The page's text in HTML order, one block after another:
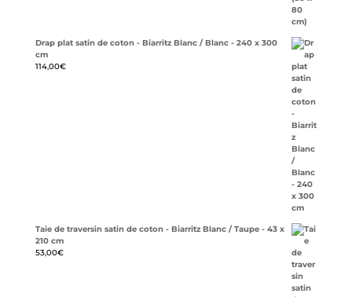
Drap plat satin de coton - Biarritz Blanc / Blanc - 240 x 300
cm
114,00€
Taie de traversin satin de coton - Biarritz Blanc / Taupe - 43 x
210 cm
53,00€